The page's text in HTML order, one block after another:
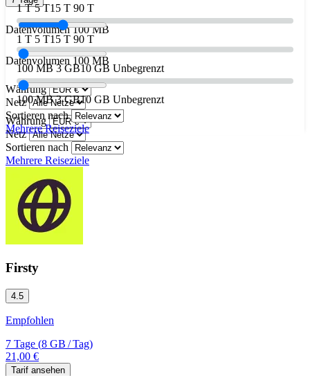
1 T 5 T15 T 90 T
Datenvolumen 100 MB
100 MB 3 GB10 GB Unbegrenzt
Währung
Netz
Sortieren nach
Mehrere Reiseziele
1 T 5 T15 T 90 T
Datenvolumen 100 MB
100 MB 3 GB10 GB Unbegrenzt
Währung
Netz
Sortieren nach
Mehrere Reiseziele
Firsty
4.5
Empfohlen
7 Tage (8 GB /Tag)
21,00 €
Tarif ansehen